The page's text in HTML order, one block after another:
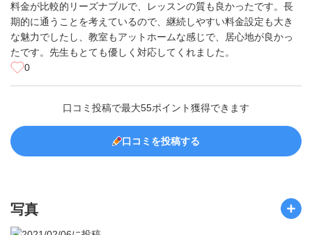
料金が比較的リーズナブルで、レッスンの質も良かったです。長
期的に通うことを考えているので、継続しやすい料金設定も大き
な魅力でしたし、教室もアットホームな感じで、居心地が良かっ
たです。先生もとても優しく対応してくれました。
0
口コミ投稿で最大55ポイント獲得できます
口コミを投稿する
写真